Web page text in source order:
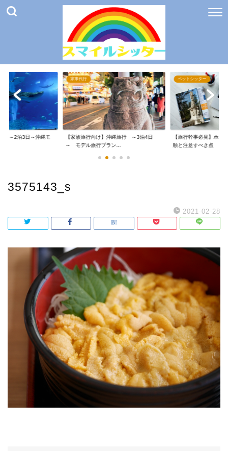
】～2泊3日～沖縄モ
家事代行
【家族旅行向け】沖縄旅行 ～3泊4日
～ モデル旅行プラン...
ペットシッター
【旅行幹事必見】ホ
順と注意すべき点
3575143_s
2021-02-28